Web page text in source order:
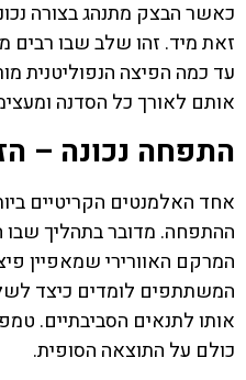
כאשר הבצק מתנהג בצורה
זאת מיד. זהו שלב שבו
עד כמה הפיצה הנפוליטנית
אותם לאורך כל הסדנה
התפחה נכונה –
אחד האלמנטים הקריטיים
ההתפחה. מדובר בתהליך
המרקם האוורירי שמאפיין
המשתתפים לומדים כיצד
אותו לתנאים הסביבתיים.
כולם על התוצאה הסופית.